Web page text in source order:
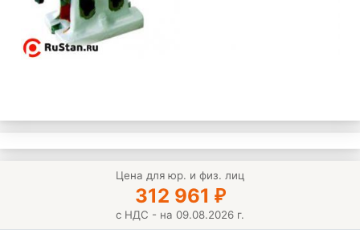
Цена для юр. и физ. лиц
312 961 ₽
с НДС - на 09.08.2026 г.